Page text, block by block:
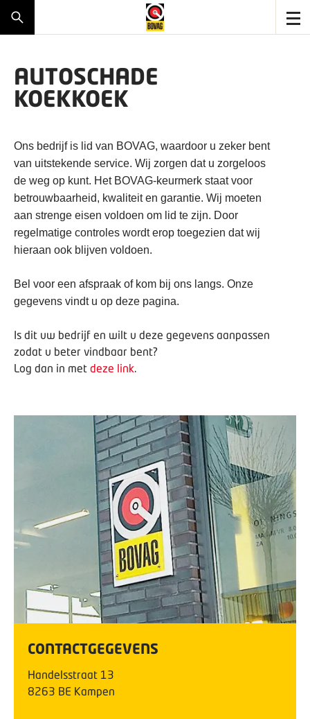
AUTOSCHADE
KOEKKOEK
Ons bedrijf is lid van BOVAG, waardoor u zeker bent
van uitstekende service. Wij zorgen dat u zorgeloos
de weg op kunt. Het BOVAG-keurmerk staat voor
betrouwbaarheid, kwaliteit en garantie. Wij moeten
aan strenge eisen voldoen om lid te zijn. Door
regelmatige controles wordt erop toegezien dat wij
hieraan ook blijven voldoen.
Bel voor een afspraak of kom bij ons langs. Onze
gegevens vindt u op deze pagina.
Is dit uw bedrijf en wilt u deze gegevens aanpassen
zodat u beter vindbaar bent?
Log dan in met deze link.
CONTACTGEGEVENS
Handelsstraat 13
8263 BE Kampen